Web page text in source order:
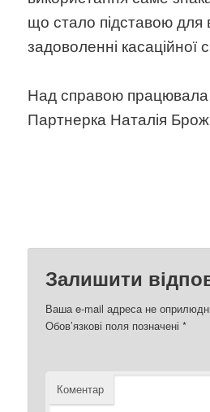
що стало підставою для
задоволенні касаційної
Над справою працювала
Партнерка Наталія
Залишити
Ваша e-mail адреса не
Обов’язкові поля позначені*
Коментар